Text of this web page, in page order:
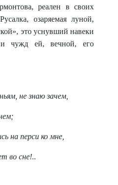
реален в своих
озаряемая луной,
это уснувший навеки
и чужд ей, вечной, его
не знаю зачем,
на перси ко мне,
во сне!..